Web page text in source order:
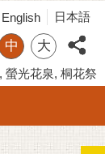
English 日本語
中 大
螢光花泉 桐花祭